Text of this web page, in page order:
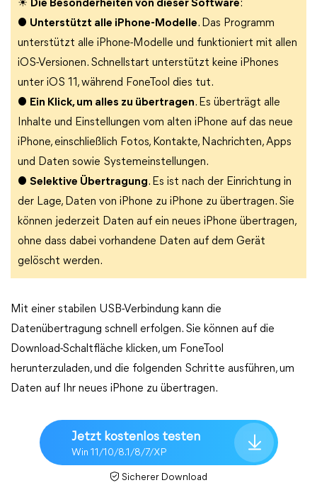
☀ Die Besonderheiten von dieser Software:
● Unterstützt alle iPhone-Modelle. Das Programm
unterstützt alle iPhone-Modelle und funktioniert mit allen
iOS-Versionen. Schnellstart unterstützt keine iPhones
unter iOS 11, während FoneTool dies tut.
● Ein Klick, um alles zu übertragen. Es überträgt alle
Inhalte und Einstellungen vom alten iPhone auf das neue
iPhone, einschließlich Fotos, Kontakte, Nachrichten, Apps
und Daten sowie Systemeinstellungen.
● Selektive Übertragung. Es ist nach der Einrichtung in
der Lage, Daten von iPhone zu iPhone zu übertragen. Sie
können jederzeit Daten auf ein neues iPhone übertragen,
ohne dass dabei vorhandene Daten auf dem Gerät
gelöscht werden.
Mit einer stabilen USB-Verbindung kann die
Datenübertragung schnell erfolgen. Sie können auf die
Download-Schaltfläche klicken, um FoneTool
herunterzuladen, und die folgenden Schritte ausführen, um
Daten auf Ihr neues iPhone zu übertragen.
Jetzt kostenlos testen
Win 11/10/8.1/8/7/XP
Sicherer Download